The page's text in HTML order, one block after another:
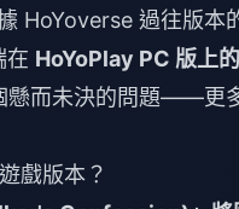
HoYoverse 過往版本
在 HoYoPlay PC 版上
懸而未決的問題——更
戲版本？